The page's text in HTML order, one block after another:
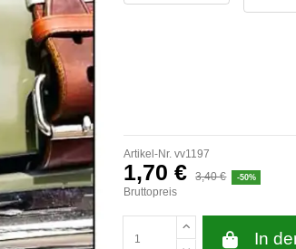
Artikel-Nr. vv1197
1,70 € 3,40 € -50%
Bruttopreis
In